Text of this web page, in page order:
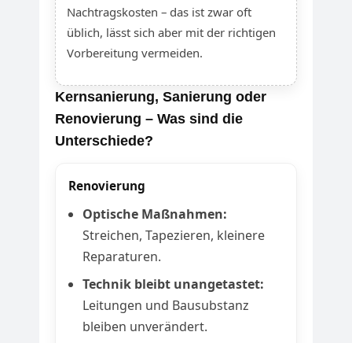
Nachtragskosten – das ist zwar oft
üblich, lässt sich aber mit der richtigen
Vorbereitung vermeiden.
Kernsanierung, Sanierung oder
Renovierung – Was sind die
Unterschiede?
Renovierung
Optische Maßnahmen:
Streichen, Tapezieren, kleinere
Reparaturen.
Technik bleibt unangetastet:
Leitungen und Bausubstanz
bleiben unverändert.